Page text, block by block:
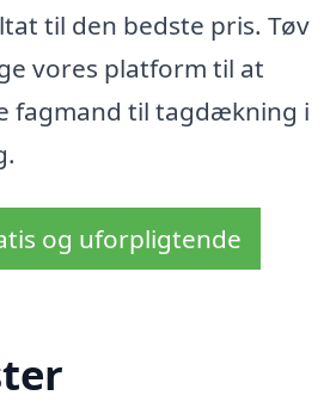
til den bedste pris. Tøv
vores platform til at
fagmand til tagdækning i
og uforpligtende